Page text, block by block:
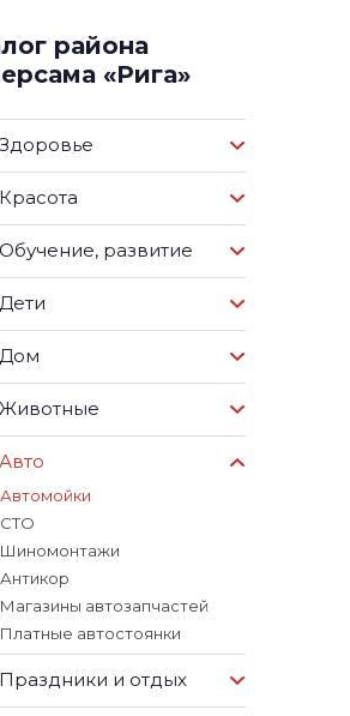
района
«Рига»
Здоровье
Красота
Обучение, развитие
Дети
Дом
Животные
Авто
Автомойки
СТО
Шиномонтажи
Антикор
Магазины автозапчастей
Платные автостоянки
Праздники и отдых